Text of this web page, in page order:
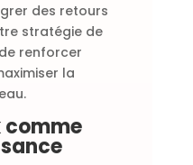
des retours
stratégie de
renforcer
la
comme